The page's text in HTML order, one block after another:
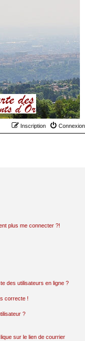
Connexion
Inscription
plus me connecter ?!
des utilisateurs en ligne ?
correcte !
?
sur le lien de courrier